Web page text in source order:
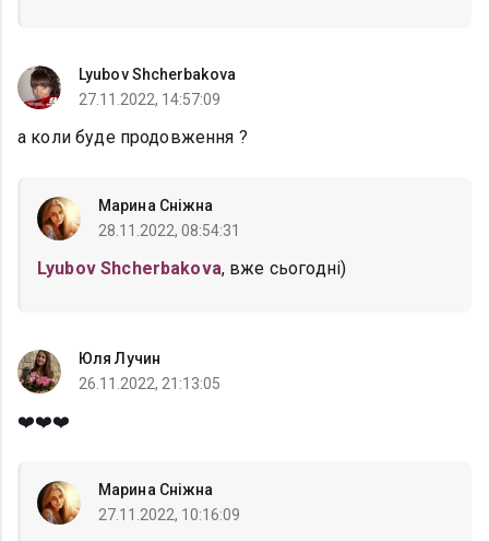
Lyubov Shcherbakova
27.11.2022, 14:57:09
а коли буде продовження ?
Марина Сніжна
28.11.2022, 08:54:31
Lyubov Shcherbakova, вже сьогодні)
Юля Лучин
26.11.2022, 21:13:05
❤️❤️❤️
Марина Сніжна
27.11.2022, 10:16:09